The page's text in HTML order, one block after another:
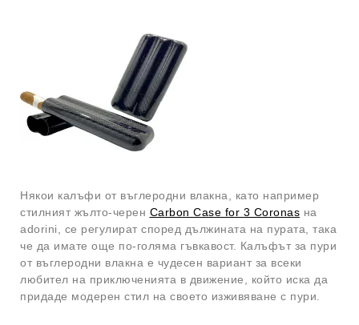
Някои калъфи от въглеродни влакна, като например
стилният жълто-черен Carbon Case for 3 Coronas на
adorini, се регулират според дължината на пурата, така
че да имате още по-голяма гъвкавост. Калъфът за пури
от въглеродни влакна е чудесен вариант за всеки
любител на приключенията в движение, който иска да
придаде модерен стил на своето изживяване с пури.